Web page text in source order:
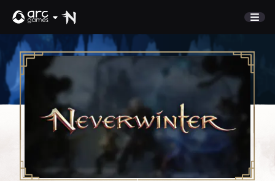
BOUTIQUE
COMMUNAUTÉ
Parrainage
Discord
ACTUALITÉS
SUPPORT